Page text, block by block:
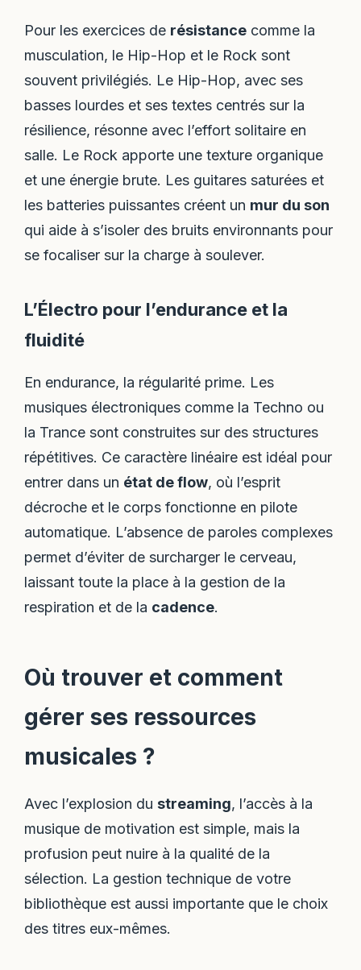
Pour les exercices de résistance comme la
musculation, le Hip-Hop et le Rock sont
souvent privilégiés. Le Hip-Hop, avec ses
basses lourdes et ses textes centrés sur la
résilience, résonne avec l’effort solitaire en
salle. Le Rock apporte une texture organique
et une énergie brute. Les guitares saturées et
les batteries puissantes créent un mur du son
qui aide à s’isoler des bruits environnants pour
se focaliser sur la charge à soulever.
L’Électro pour l’endurance et la
fluidité
En endurance, la régularité prime. Les
musiques électroniques comme la Techno ou
la Trance sont construites sur des structures
répétitives. Ce caractère linéaire est idéal pour
entrer dans un état de flow, où l’esprit
décroche et le corps fonctionne en pilote
automatique. L’absence de paroles complexes
permet d’éviter de surcharger le cerveau,
laissant toute la place à la gestion de la
respiration et de la cadence.
Où trouver et comment
gérer ses ressources
musicales ?
Avec l’explosion du streaming, l’accès à la
musique de motivation est simple, mais la
profusion peut nuire à la qualité de la
sélection. La gestion technique de votre
bibliothèque est aussi importante que le choix
des titres eux-mêmes.